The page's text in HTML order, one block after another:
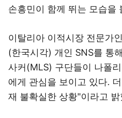
손흥민이 함께 뛰는 모습을
이탈리아 이적시장 전문가
(한국시각) 개인 SNS를 통
사커(MLS) 구단들이 나폴
에게 관심을 보이고 있다.
재 불확실한 상황"이라고 밝